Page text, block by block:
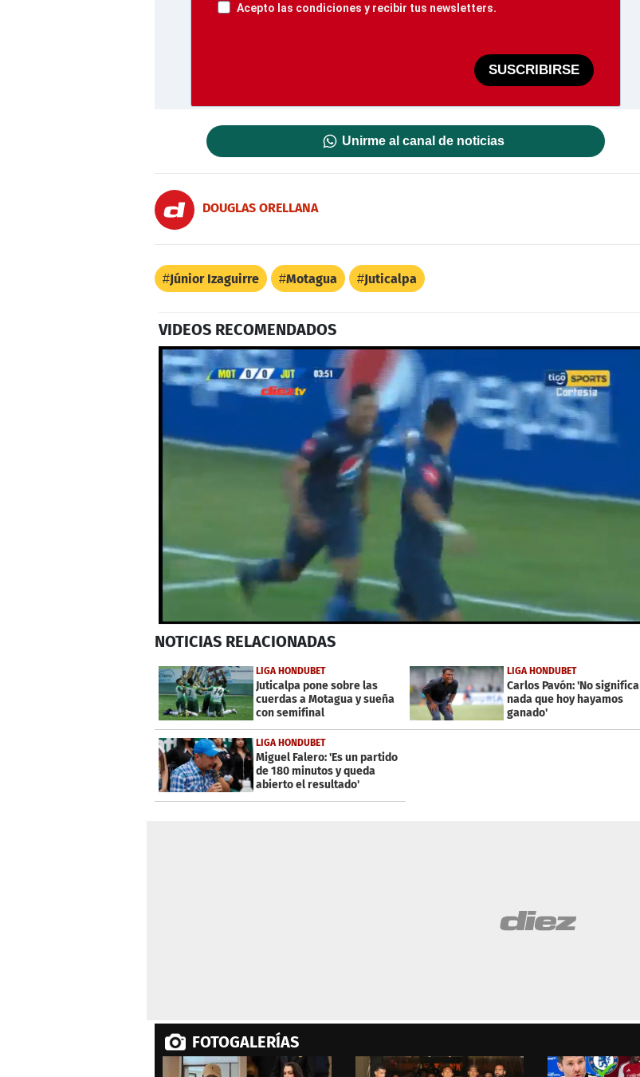
Acepto las condiciones y recibir tus newsletters.
SUSCRIBIRSE
Unirme al canal de noticias
DOUGLAS ORELLANA
Júnior Izaguirre Motagua Juticalpa
VIDEOS RECOMENDADOS
seconds
2
minutes,
15
secondsVolume
0%
NOTICIAS RELACIONADAS
LIGA HONDUBET
Juticalpa pone sobre las
cuerdas a Motagua y sueña
con semifinal
LIGA HONDUBET
Carlos Pavón: 'No significa
nada que hoy hayamos
ganado'
LIGA HONDUBET
Miguel Falero: 'Es un partido
de 180 minutos y queda
abierto el resultado'
FOTOGALERÍAS